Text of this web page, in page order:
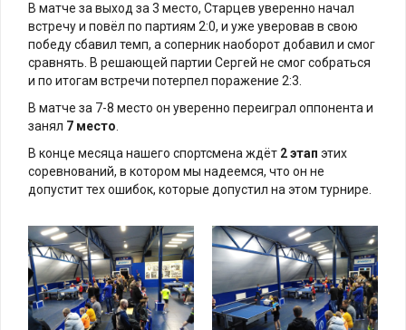
В матче за выход за 3 место, Старцев уверенно начал
встречу и повёл по партиям 2:0, и уже уверовав в свою
победу сбавил темп, а соперник наоборот добавил и смог
сравнять. В решающей партии Сергей не смог собраться
и по итогам встречи потерпел поражение 2:3.
В матче за 7-8 место он уверенно переиграл оппонента и
занял 7 место
В конце месяца нашего спортсмена ждёт 2 этап этих
соревнований, в котором мы надеемся, что он не
допустит тех ошибок, которые допустил на этом турнире.